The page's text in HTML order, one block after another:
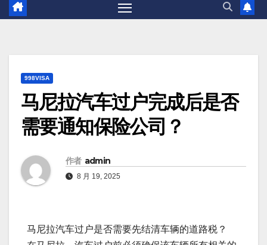
998VISA
马尼拉汽车过户完成后是否
需要通知保险公司？
作者 admin
8 月 19, 2025
马尼拉汽车过户是否需要先结清车辆的道路税？